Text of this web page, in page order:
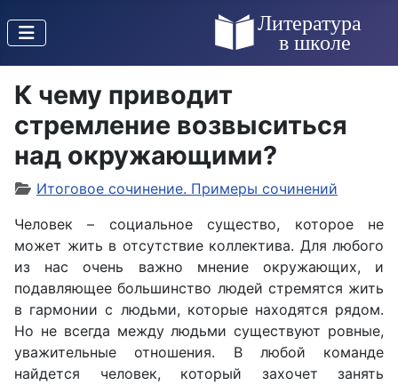
К чему приводит
стремление возвыситься
над окружающими?
Итоговое сочинение. Примеры сочинений
Человек – социальное существо, которое не
может жить в отсутствие коллектива. Для любого
из нас очень важно мнение окружающих, и
подавляющее большинство людей стремятся жить
в гармонии с людьми, которые находятся рядом.
Но не всегда между людьми существуют ровные,
уважительные отношения. В любой команде
найдется человек, который захочет занять